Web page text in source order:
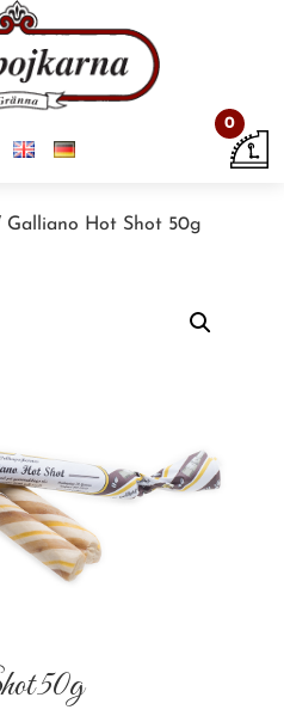
0
Galliano Hot Shot 50g
50g